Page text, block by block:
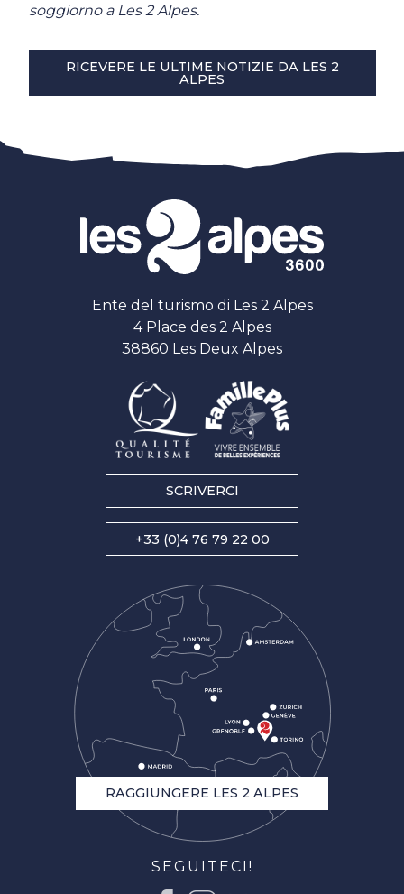
soggiorno a Les 2 Alpes.
RICEVERE LE ULTIME NOTIZIE DA LES 2
ALPES
Ente del turismo di Les 2 Alpes
4 Place des 2 Alpes
38860 Les Deux Alpes
SCRIVERCI
+33 (0)4 76 79 22 00
RAGGIUNGERE LES 2 ALPES
SEGUITECI!